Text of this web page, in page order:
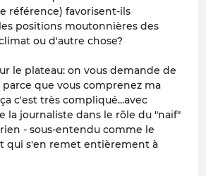
référence) favorisent-ils
positions moutonnières des
ou d'autre chose?
le plateau: on vous demande de
parce que vous comprenez ma
c'est très compliqué...avec
la journaliste dans le rôle du "naïf"
- sous-entendu comme le
qui s'en remet entièrement à